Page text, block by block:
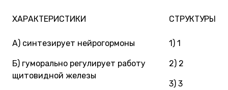
ХАРАКТЕРИСТИКИ СТРУКТУРЫ
А) синтезирует нейрогормоны
Б) гуморально регулирует работу
щитовидной железы
1) 1
2) 2
3) 3